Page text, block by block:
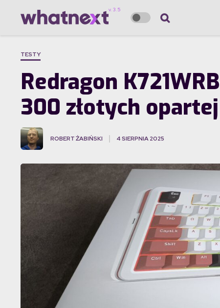
TESTY
Redragon
300 złotych
ROBERT ŻABIŃSKI 4 SIERPNIA 2025